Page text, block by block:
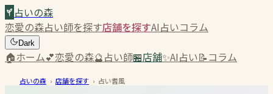
占いの森
恋愛の森占い師を探す店舗を探すAI占いコラム
Dark
🏠ホーム💕恋愛の森🔮占い師🏪店舗✨AI占い📝コラム
占いの森 › 店舗を探す › 占い耆風